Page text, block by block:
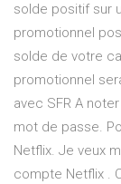
solde positif sur
promotionnel
solde de votre
promotionnel
avec SFR A
mot de passe.
Netflix. Je veux
compte Netflix .